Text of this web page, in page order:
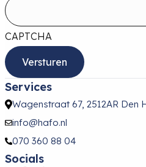
CAPTCHA
Services
Wagenstraat 67, 2512AR Den
info@hafo.nl
070 360 88 04
Socials